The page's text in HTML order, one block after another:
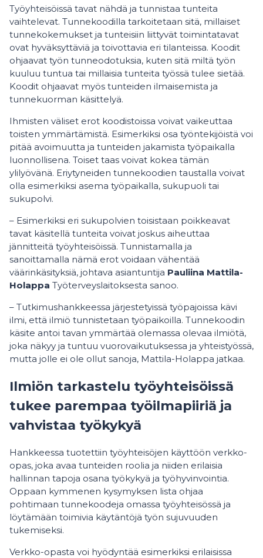
Työyhteisöissä tavat nähdä ja tunnistaa tunteita
vaihtelevat. Tunnekoodilla tarkoitetaan sitä, millaiset
tunnekokemukset ja tunteisiin liittyvät toimintatavat
ovat hyväksyttäviä ja toivottavia eri tilanteissa. Koodit
ohjaavat työn tunneodotuksia, kuten sitä miltä työn
kuuluu tuntua tai millaisia tunteita työssä tulee sietää.
Koodit ohjaavat myös tunteiden ilmaisemista ja
tunnekuorman käsittelyä.
Ihmisten väliset erot koodistoissa voivat vaikeuttaa
toisten ymmärtämistä. Esimerkiksi osa työntekijöistä voi
pitää avoimuutta ja tunteiden jakamista työpaikalla
luonnollisena. Toiset taas voivat kokea tämän
ylilyövänä. Eriytyneiden tunnekoodien taustalla voivat
olla esimerkiksi asema työpaikalla, sukupuoli tai
sukupolvi.
– Esimerkiksi eri sukupolvien toisistaan poikkeavat
tavat käsitellä tunteita voivat joskus aiheuttaa
jännitteitä työyhteisöissä. Tunnistamalla ja
sanoittamalla nämä erot voidaan vähentää
väärinkäsityksiä, johtava asiantuntija Pauliina Mattila-
Holappa Työterveyslaitoksesta sanoo.
– Tutkimushankkeessa järjestetyissä työpajoissa kävi
ilmi, että ilmiö tunnistetaan työpaikoilla. Tunnekoodin
käsite antoi tavan ymmärtää olemassa olevaa ilmiötä,
joka näkyy ja tuntuu vuorovaikutuksessa ja yhteistyössä,
mutta jolle ei ole ollut sanoja, Mattila-Holappa jatkaa.
Ilmiön tarkastelu työyhteisöissä
tukee parempaa työilmapiiriä ja
vahvistaa työkykyä
Hankkeessa tuotettiin työyhteisöjen käyttöön verkko-
opas, joka avaa tunteiden roolia ja niiden erilaisia
hallinnan tapoja osana työkykyä ja työhyvinvointia.
Oppaan kymmenen kysymyksen lista ohjaa
pohtimaan tunnekoodeja omassa työyhteisössä ja
löytämään toimivia käytäntöjä työn sujuvuuden
tukemiseksi.
Verkko-opasta voi hyödyntää esimerkiksi erilaisissa